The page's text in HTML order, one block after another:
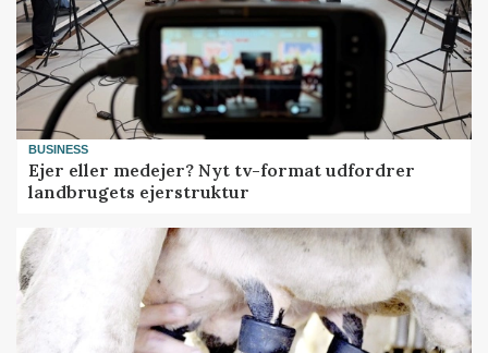
BUSINESS
Ejer eller medejer? Nyt tv-format udfordrer
landbrugets ejerstruktur